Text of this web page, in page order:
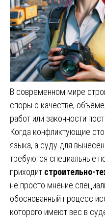
В современном мире
споры о качестве,
работ или законности
Когда конфликтующие
языка, а суду для
требуются специальные
приходит строительно-
не просто мнение
обоснованный процесс
которого имеют вес в